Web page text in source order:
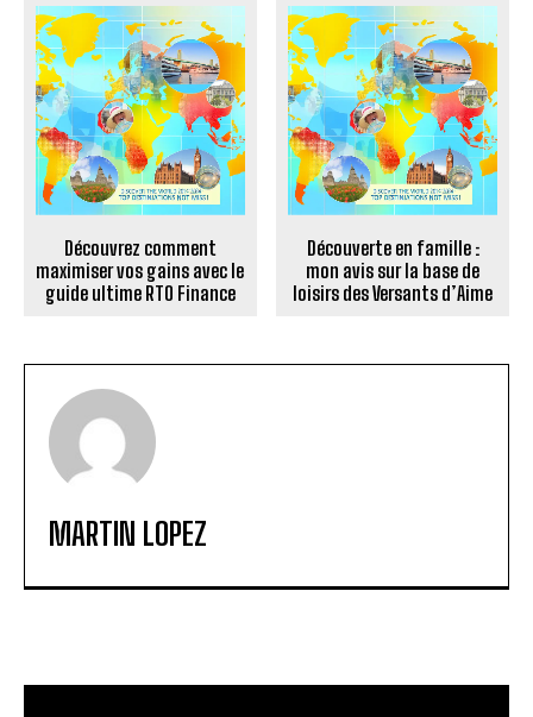
Découvrez comment
maximiser vos gains avec le
guide ultime RTO Finance
Découverte en famille :
mon avis sur la base de
loisirs des Versants d’Aime
MARTIN LOPEZ